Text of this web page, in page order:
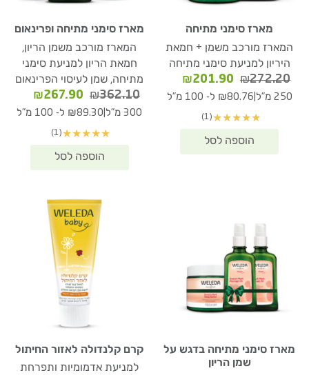
מארז סימני מתיחה
המארז מורכב משמן + חמאת
היריון למניעת סימני מתיחה
₪272.20
המחיר
המקורי
₪272.20.
₪201.90
המחיר
הנוכחי
250 מ"ל ₪80.76 ל- 100 מ"ל
★
★
★
★
★
(1)
מארז סימני מתיחה ופרינאום
המארז מורכב משמן הריון,
חמאת הריון למניעת סימני
מתיחה, שמן לעיסוי הפרינאום
₪362.10
המחיר
המקורי
₪362.10.
₪267.90
הנוכחי
300 מ"ל ₪89.30 ל- 100 מ"ל
★
★
★
★
★
(1)
מארז סימני מתיחה בדגש על
שמן הריון
קרם קלנדולה לאזור החיתול
למניעת אדמומיות ותפרחת